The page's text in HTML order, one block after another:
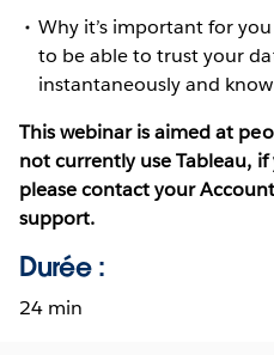
Why it’s important for
to be able to trust your
instantaneously and
This webinar is aimed at
not currently use Tableau,
please contact your
support.
Durée :
24 min